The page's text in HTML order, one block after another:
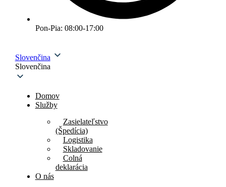
Pon-Pia: 08:00-17:00
Slovenčina
Slovenčina
Domov
Služby
Zasielateľstvo
(Špedícia)
Logistika
Skladovanie
Colná
deklarácia
O nás